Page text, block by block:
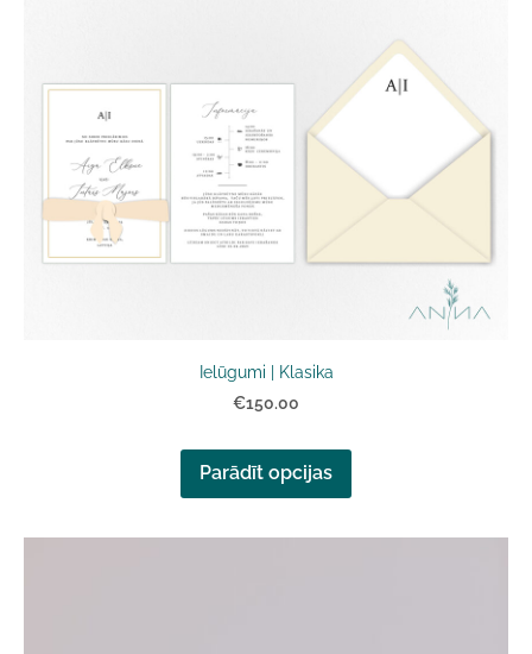
Ielūgumi | Klasika
€150.00
Parādīt opcijas